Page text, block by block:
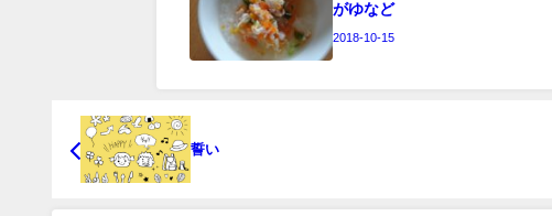
がゆなど
2018-10-15
誓い